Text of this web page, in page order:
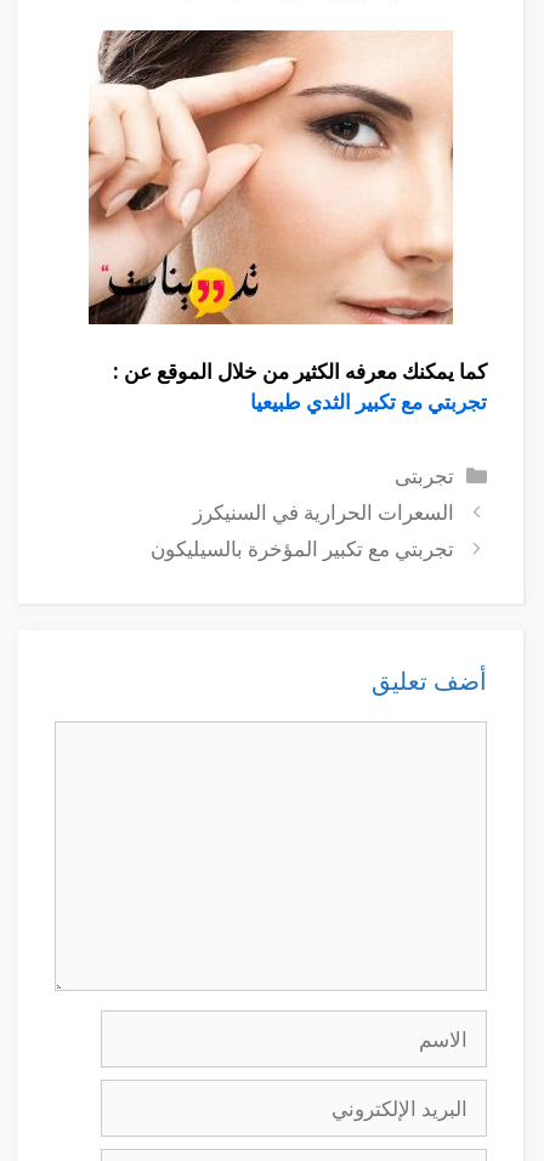
كما يمكنك معرفه الكثير من خلال الموقع عن :
تجربتي مع تكبير الثدي طبيعيا
التصنيفات
تجربتى
السعرات الحرارية في السنيكرز
تجربتي مع تكبير المؤخرة بالسيليكون
أضف تعليق
الإلكتروني